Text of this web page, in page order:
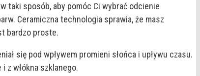
taki sposób, aby pomóc Ci wybrać odcienie
Ceramiczna technologia sprawia, że masz
bardzo proste.
się pod wpływem promieni słońca i upływu czasu.
z włókna szklanego.